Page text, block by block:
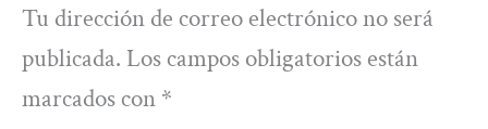
Tu dirección de correo electrónico no será
publicada. Los campos obligatorios están
marcados con *